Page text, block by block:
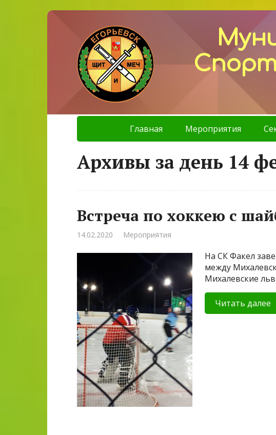
Главная Мероприятия
Архивы за день 14
Встреча по хоккею с
14.02.2020 Мероприятия
На СК Факел
между
Михалевские
Читать далее